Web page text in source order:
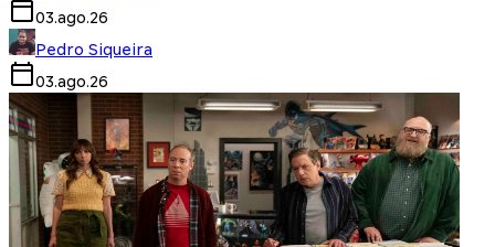
03.ago.26
Pedro Siqueira
03.ago.26